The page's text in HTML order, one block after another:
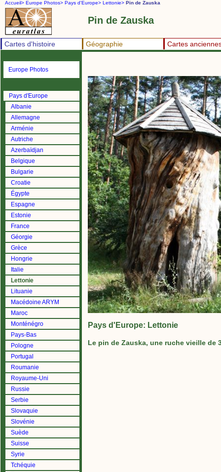
Accueil> Europe Photos> Pays d'Europe> Lettonie> Pin de Zauska
Pin de Zauska
Cartes d'histoire Géographie Cartes
Europe Photos
Pays d'Europe
Albanie
Allemagne
Arménie
Autriche
Azerbaïdjan
Belgique
Bulgarie
Croatie
Égypte
Espagne
Estonie
France
Géorgie
Grèce
Hongrie
Italie
Lettonie
Lituanie
Macédoine ARYM
Maroc
Monténégro
Pays-Bas
Pologne
Portugal
Roumanie
Royaume-Uni
Russie
Serbie
Slovaquie
Slovénie
Suède
Suisse
Syrie
Tchéquie
Pays d'Europe: Lettonie
Le pin de Zauska, une ruche vieille de